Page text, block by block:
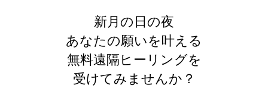
新月の日の夜
あなたの願いを叶える
無料遠隔ヒーリングを
受けてみませんか？